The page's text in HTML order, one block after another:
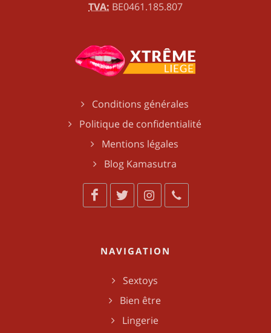
TVA: BE0461.185.807
Conditions générales
Politique de confidentialité
Mentions légales
Blog Kamasutra
NAVIGATION
Sextoys
Bien être
Lingerie